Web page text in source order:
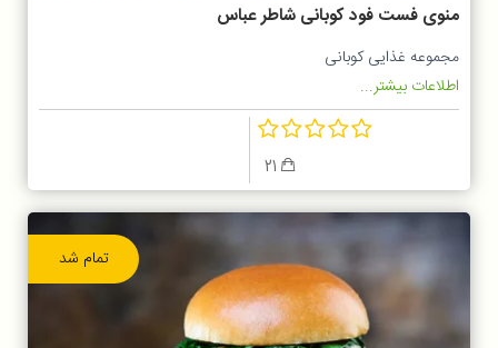
منوی فست فود کوبانی شاطر عباس
مجموعه غذایی کوبانی
اطلاعات بیشتر...
تمام شد